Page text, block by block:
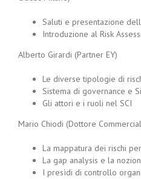
Saluti e presentazione
Introduzione al Risk
Alberto Girardi (Partner EY)
Le diverse tipologie di
Sistema di governance e
Gli attori e i ruoli nel SCI
Mario Chiodi (Dottore
La mappatura dei rischi
La gap analysis e la
I presìdi di controllo